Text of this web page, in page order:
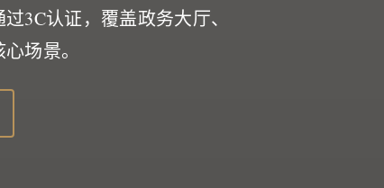
3C认证，覆盖政务大厅、
场景。